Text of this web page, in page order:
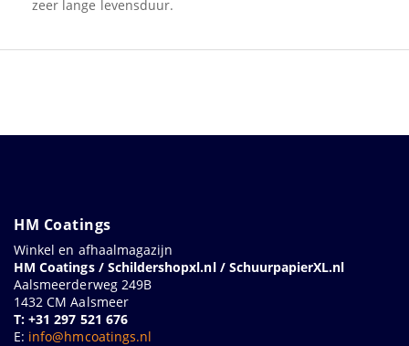
zeer lange levensduur.
HM Coatings
Winkel en afhaalmagazijn
HM Coatings / Schildershopxl.nl / SchuurpapierXL.nl
Aalsmeerderweg 249B
1432 CM Aalsmeer
T: +31 297 521 676
E: info@hmcoatings.nl